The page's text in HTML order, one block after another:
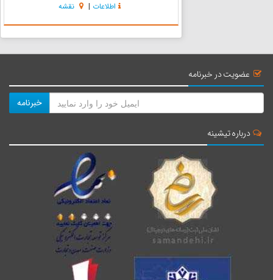
مسافت 35 کیلومتر ادامه دارد و سپس در مرکز شهر
مرزن آباد به طرف غر...
اطلاعات | نقشه
عضویت در خبرنامه
خبرنامه
درباره تیشینه